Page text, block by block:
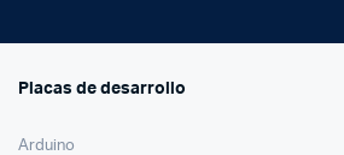
Placas de desarrollo
Arduino